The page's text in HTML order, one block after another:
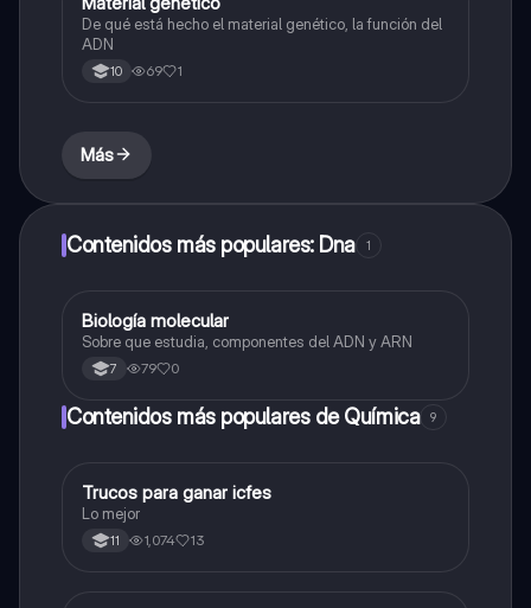
De qué está hecho el material genético, la función del
ADN
10 69 1
Más
Contenidos más populares: Dna 1
Biologia
Biología molecular
Sobre que estudia, componentes del ADN y ARN
7 79 0
Contenidos más populares de Química 9
Química
Trucos para ganar icfes
Lo mejor
11 1,074 13